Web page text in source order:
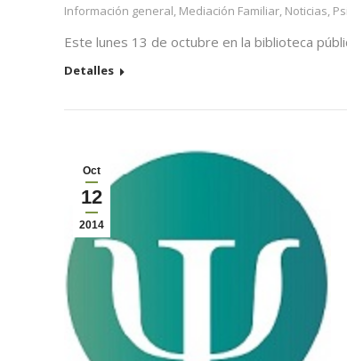
Información general, Mediación Familiar, Noticias,
Este lunes 13 de octubre en la biblioteca
Detalles
Oct
12
2014